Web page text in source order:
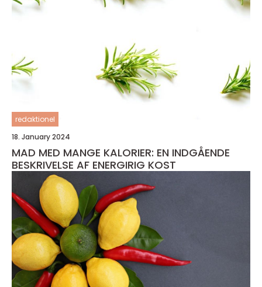
redaktionel
18. January 2024
MAD MED MANGE KALORIER: EN INDGÅENDE
BESKRIVELSE AF ENERGIRIG KOST